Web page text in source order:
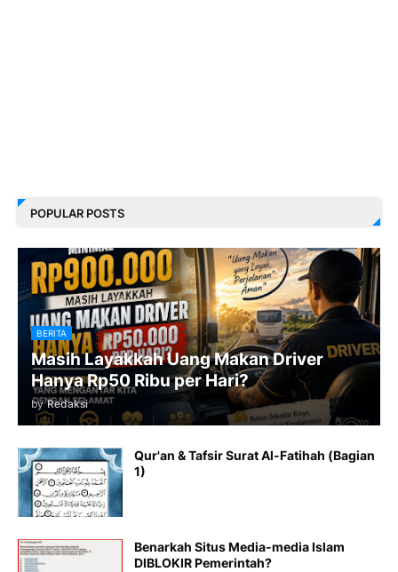
POPULAR POSTS
BERITA
Masih Layakkah Uang Makan Driver
Hanya Rp50 Ribu per Hari?
by Redaksi
Qur'an & Tafsir Surat Al-Fatihah (Bagian
1)
Benarkah Situs Media-media Islam
DIBLOKIR Pemerintah?